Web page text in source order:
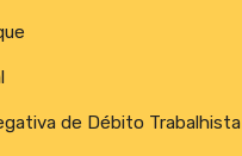
de Débito Trabalhista